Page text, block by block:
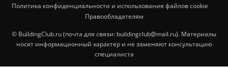
Политика конфиденциальности и использования файлов cookie
Правообладателям
© BuildingClub.ru (почта для связи: buildingclub@mail.ru). Материалы
носят информационный характер и не заменяют консультацию
специалиста